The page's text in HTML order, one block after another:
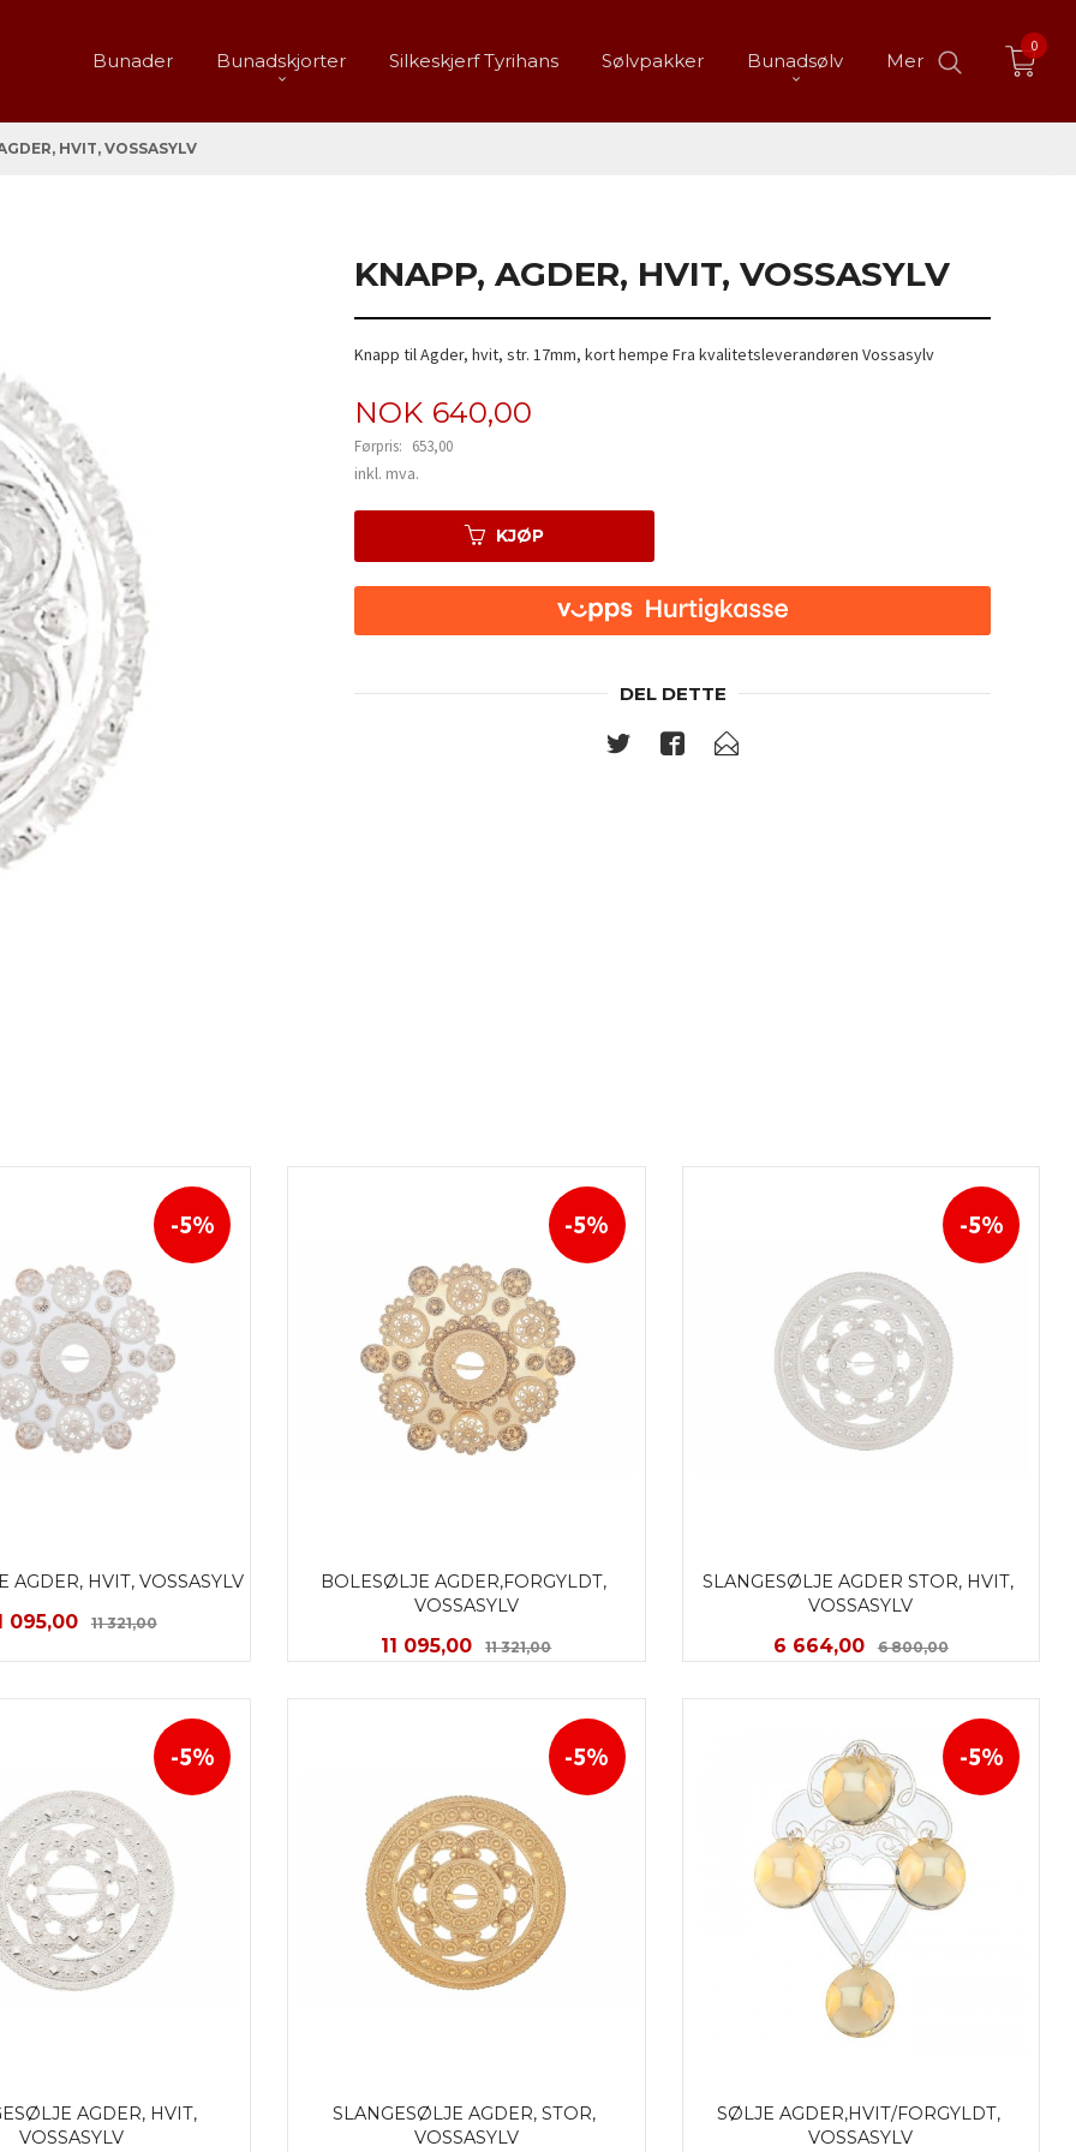
Bunader Bunadskjorter Silkeskjerf Tyrihans Sølvpakker Bunadsølv Mer
0
HVIT, VOSSASYLV
KNAPP, AGDER, HVIT, VOSSASYLV
Knapp til Agder, hvit, str. 17mm, kort hempe Fra kvalitetsleverandøren Vossasylv
Tilbud
NOK 640,00
Førpris: 653,00
Rabatt
inkl. mva.
KJØP
DEL DETTE
AGDER, HVIT, VOSSASYLV
095,00 11 321,00Rabatt
-5%
BOLESØLJE AGDER,FORGYLDT,
VOSSASYLV
Tilbud
11 095,00 11 321,00Rabatt
-5%
SLANGESØLJE AGDER STOR, HVIT,
VOSSASYLV
Tilbud
6 664,00 6 800,00Rabatt
-5%
AGDER, HVIT,
VOSSASYLV
-5%
SLANGESØLJE AGDER, STOR,
VOSSASYLV
-5%
SØLJE AGDER,HVIT/FORGYLDT,
VOSSASYLV
-5%